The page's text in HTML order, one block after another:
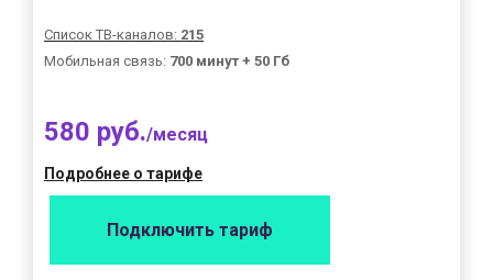
Список ТВ-каналов: 215
Мобильная связь: 700 минут + 50 Гб
580 руб./месяц
Подробнее о тарифе
Подключить тариф